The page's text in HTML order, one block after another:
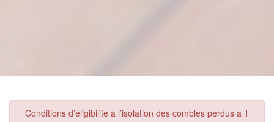
Conditions d’éligibilité à l’isolation des combles perdus à 1